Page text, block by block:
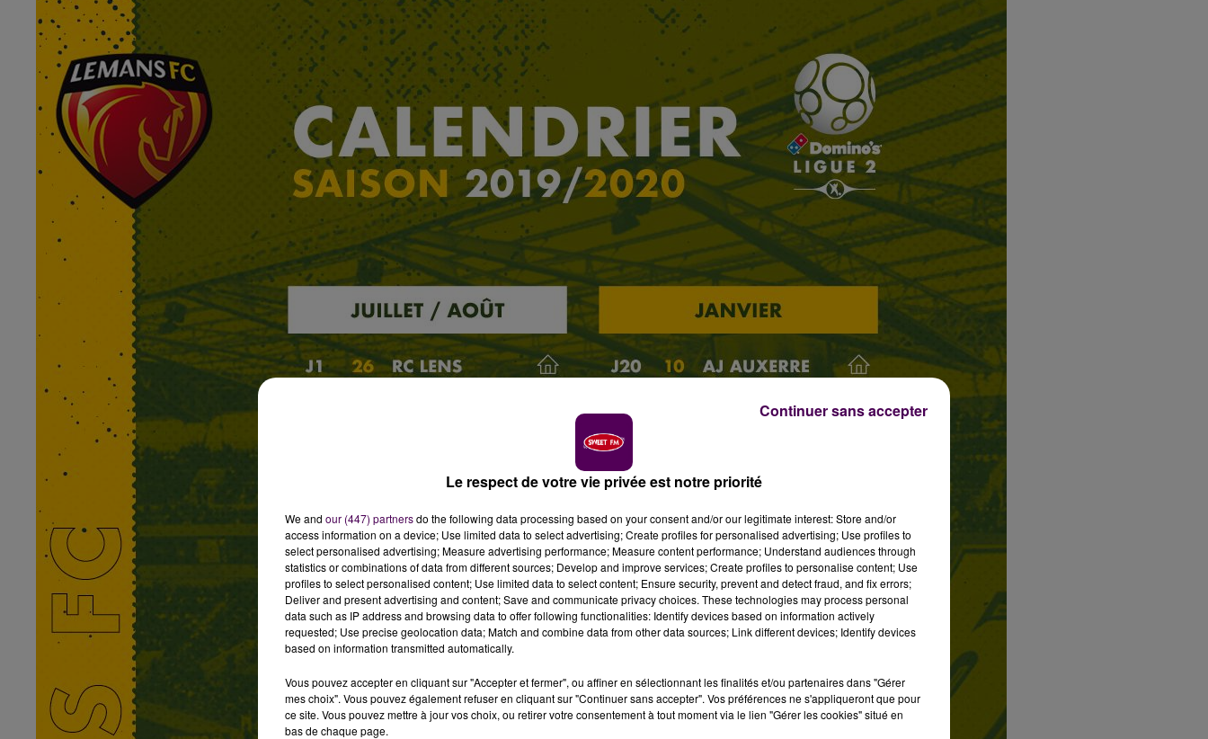
Le respect de votre vie privée est notre priorité
We and our (447) partnersdo the following data processing based on your consent and/or our legitimate interest: Store and/or
access information on a device; Use limited data to select advertising; Create profiles for personalised advertising; Use profiles to
select personalised advertising; Measure advertising performance; Measure content performance; Understand audiences through
statistics or combinations of data from different sources; Develop and improve services; Create profiles to personalise content; Use
profiles to select personalised content; Use limited data to select content; Ensure security, prevent and detect fraud, and fix errors;
Deliver and present advertising and content; Save and communicate privacy choices. These technologies may process personal
data such as IP address and browsing data to offer following functionalities: Identify devices based on information actively
requested; Use precise geolocation data; Match and combine data from other data sources; Link different devices; Identify devices
based on information transmitted automatically.
Vous pouvez accepter en cliquant sur "Accepter et fermer", ou affiner en sélectionnant les finalités et/ou partenaires dans "Gérer
mes choix". Vous pouvez également refuser en cliquant sur "Continuer sans accepter". Vos préférences ne s'appliqueront que pour
ce site. Vous pouvez mettre à jour vos choix, ou retirer votre consentement à tout moment via le lien "Gérer les cookies" situé en
bas de chaque page.
Continuer sans accepter